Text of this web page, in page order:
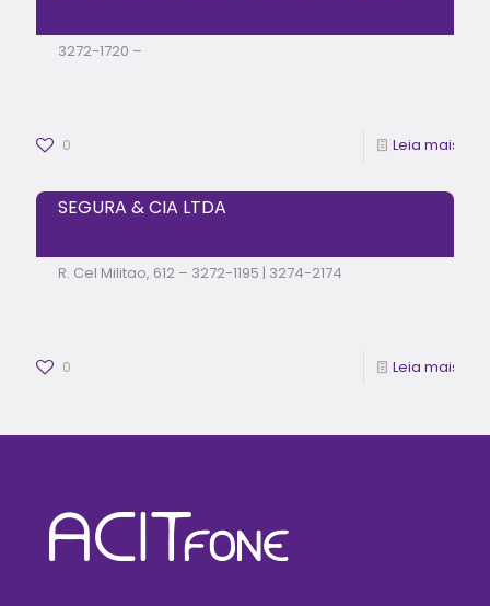
3272-1720 –
0 Leia mais
SEGURA & CIA LTDA
R. Cel Militao, 612 – 3272-1195 | 3274-2174
0 Leia mais